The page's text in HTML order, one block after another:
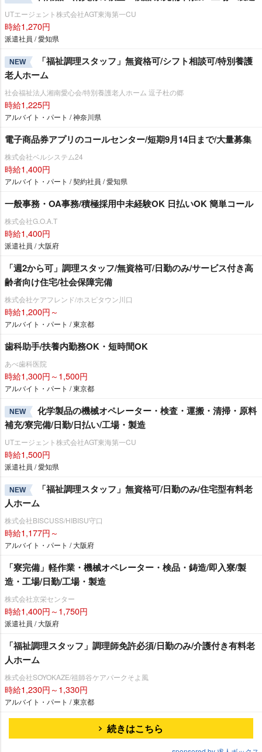
UTエージェント株式会社AGT東海第一CU
時給1,270円
派遣社員 / 愛知県
NEW
「福祉調理スタッフ」無資格可/シフト相談可/特別養護
老人ホーム
社会福祉法人湘南愛心会/特別養護老人ホーム 逗子杜の郷
時給1,225円
アルバイト・パート / 神奈川県
電子商品券アプリのコールセンター/短期9月14日まで/大量募集
株式会社ベルシステム24
時給1,400円
アルバイト・パート / 契約社員 / 愛知県
一般事務・OA事務/積極採用中未経験OK 日払いOK 簡単コール
株式会社G.O.A.T
時給1,400円
派遣社員 / 大阪府
「週2から可」調理スタッフ/無資格可/日勤のみ/サービス付き高
齢者向け住宅/社会保障完備
株式会社ケアフレンド/ホスピタウン川口
時給1,200円～
アルバイト・パート / 東京都
歯科助手/扶養内勤務OK・短時間OK
あべ歯科医院
時給1,300円～1,500円
アルバイト・パート / 東京都
NEW
化学製品の機械オペレーター・検査・運搬・清掃・原料
補充/寮完備/日勤/日払い/工場・製造
UTエージェント株式会社AGT東海第一CU
時給1,500円
派遣社員 / 愛知県
NEW
「福祉調理スタッフ」無資格可/日勤のみ/住宅型有料老
人ホーム
株式会社BISCUSS/HIBISU守口
時給1,177円～
アルバイト・パート / 大阪府
「寮完備」軽作業・機械オペレーター・検品・鋳造/即入寮/製
造・工場/日勤/工場・製造
株式会社京栄センター
時給1,400円～1,750円
派遣社員 / 大阪府
「福祉調理スタッフ」調理師免許必須/日勤のみ/介護付き有料老
人ホーム
株式会社SOYOKAZE/祖師谷ケアパークそよ風
時給1,230円～1,330円
アルバイト・パート / 東京都
続きはこちら